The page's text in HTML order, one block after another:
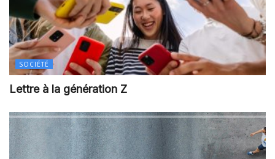
SOCIÉTÉ
Lettre à la génération Z